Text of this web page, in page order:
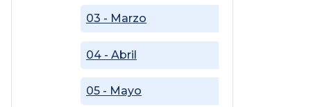
03 - Marzo
04 - Abril
05 - Mayo